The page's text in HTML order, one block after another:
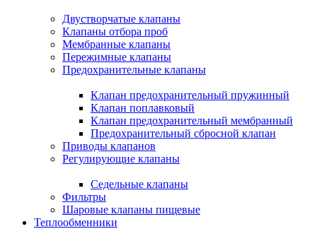
Двустворчатые клапаны
Клапаны отбора проб
Мембранные клапаны
Пережимные клапаны
Предохранительные клапаны
Клапан предохранительный пружинный
Клапан поплавковый
Клапан предохранительный мембранный
Предохранительный сбросной клапан
Приводы клапанов
Регулирующие клапаны
Седельные клапаны
Фильтры
Шаровые клапаны пищевые
Теплообменники